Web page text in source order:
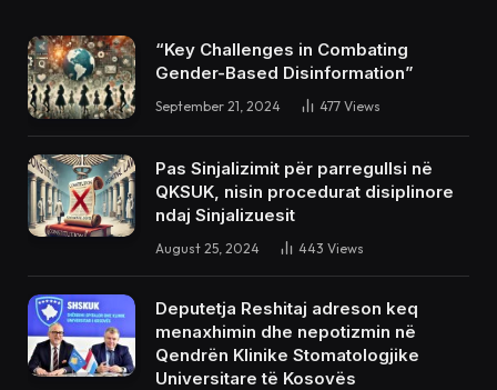
“Key Challenges in Combating
Gender-Based Disinformation”
September 21, 2024 477 Views
Pas Sinjalizimit për parregullsi në
QKSUK, nisin procedurat disiplinore
ndaj Sinjalizuesit
August 25, 2024 443 Views
Deputetja Reshitaj adreson keq
menaxhimin dhe nepotizmin në
Qendrën Klinike Stomatologjike
Universitare të Kosovës